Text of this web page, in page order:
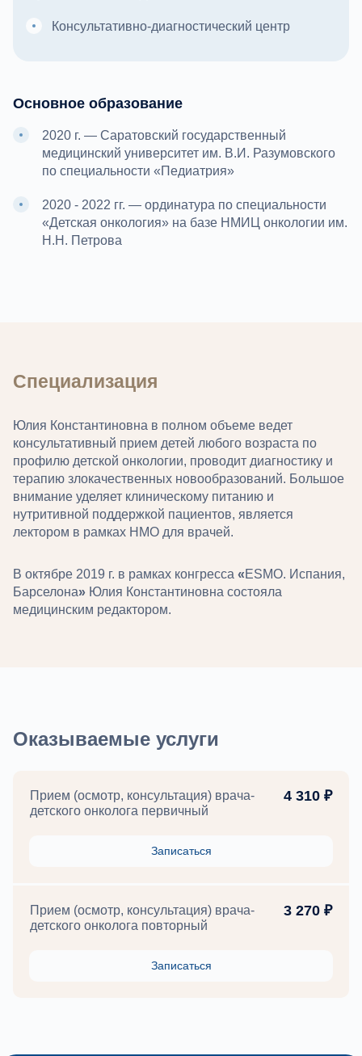
Консультативно-диагностический центр
Основное образование
2020 г. — Саратовский государственный
медицинский университет им. В.И. Разумовского
по специальности «Педиатрия»
2020 - 2022 гг. — ординатура по специальности
«Детская онкология» на базе НМИЦ онкологии им.
Н.Н. Петрова
Специализация
Юлия Константиновна в полном объеме ведет
консультативный прием детей любого возраста по
профилю детской онкологии, проводит диагностику и
терапию злокачественных новообразований. Большое
внимание уделяет клиническому питанию и
нутритивной поддержкой пациентов, является
лектором в рамках НМО для врачей.
В октябре 2019 г. в рамках конгресса «ESMO. Испания,
Барселона» Юлия Константиновна состояла
медицинским редактором.
Оказываемые услуги
Прием (осмотр, консультация) врача-
детского онколога первичный
4 310 ₽
Записаться
Прием (осмотр, консультация) врача-
детского онколога повторный
3 270 ₽
Записаться